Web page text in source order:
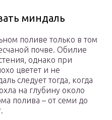
миндаль
поливе только в том
почве. Обилие
однако при
цветет и не
следует тогда, когда
на глубину около
полива – от семи до